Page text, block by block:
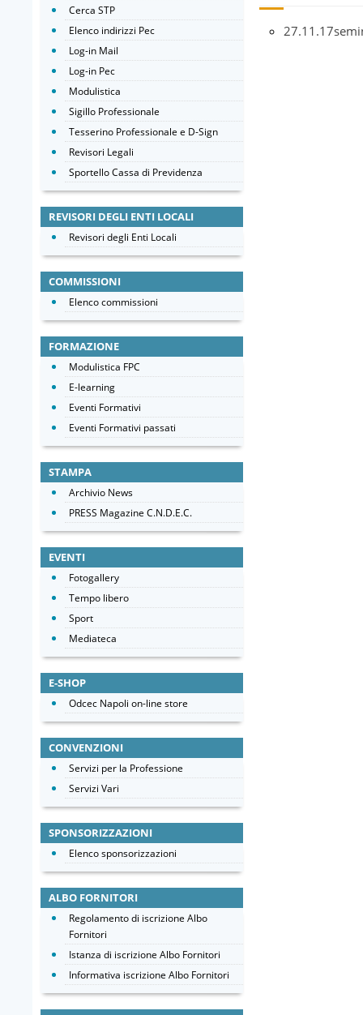
Cerca STP
Elenco indirizzi Pec
Log-in Mail
Log-in Pec
Modulistica
Sigillo Professionale
Tesserino Professionale e D-Sign
Revisori Legali
Sportello Cassa di Previdenza
REVISORI DEGLI ENTI LOCALI
Revisori degli Enti Locali
COMMISSIONI
Elenco commissioni
FORMAZIONE
Modulistica FPC
E-learning
Eventi Formativi
Eventi Formativi passati
STAMPA
Archivio News
PRESS Magazine C.N.D.E.C.
EVENTI
Fotogallery
Tempo libero
Sport
Mediateca
E-SHOP
Odcec Napoli on-line store
CONVENZIONI
Servizi per la Professione
Servizi Vari
SPONSORIZZAZIONI
Elenco sponsorizzazioni
ALBO FORNITORI
Regolamento di iscrizione Albo
Fornitori
Istanza di iscrizione Albo Fornitori
Informativa iscrizione Albo Fornitori